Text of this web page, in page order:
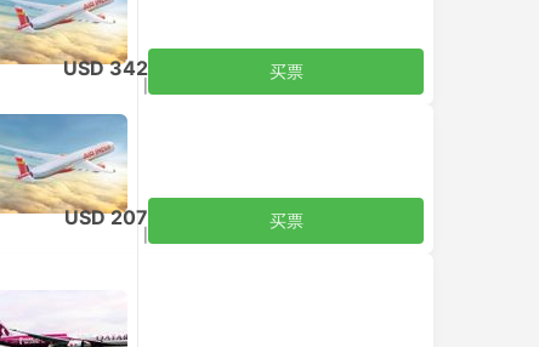
USD 342 买票
USD 207 买票